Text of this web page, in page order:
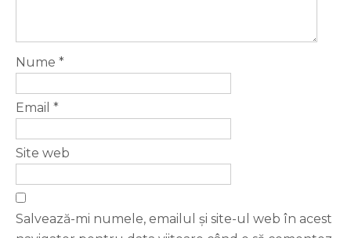
Nume *
Email *
Site web
Salvează-mi numele, emailul și site-ul web în acest